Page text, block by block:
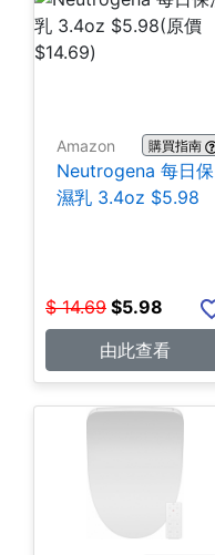
Amazon 購買指南
Neutrogena 每日保
濕乳 3.4oz $5.98
$ 14.69 $5.98
由此查看